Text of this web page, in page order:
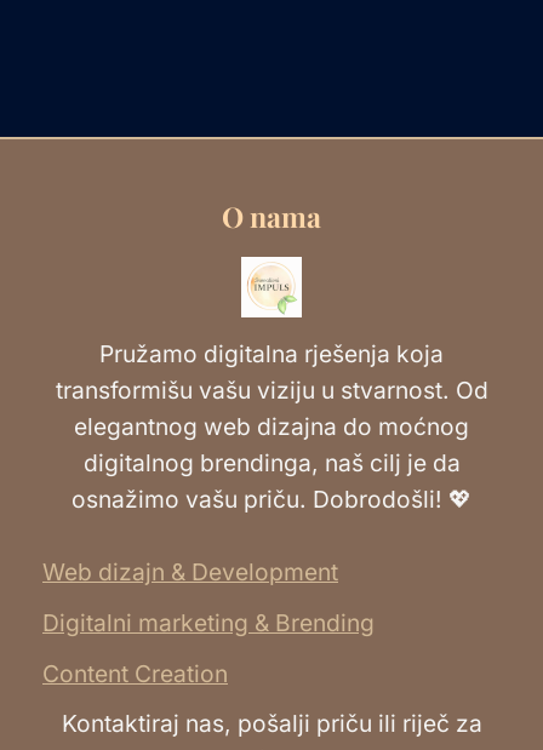
O nama
Pružamo digitalna rješenja koja
transformišu vašu viziju u stvarnost. Od
elegantnog web dizajna do moćnog
digitalnog brendinga, naš cilj je da
osnažimo vašu priču. Dobrodošli! 💖
Web dizajn & Development
Digitalni marketing & Brending
Content Creation
Kontaktiraj nas, pošalji priču ili riječ za